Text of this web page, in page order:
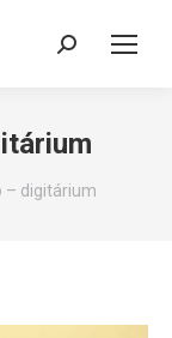
Search:
– digitárium